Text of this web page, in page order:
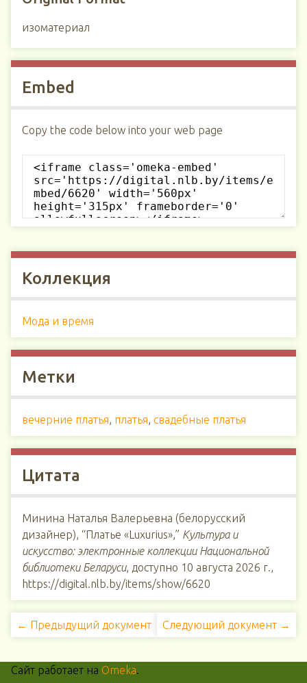
изоматериал
Embed
Copy the code below into your web page
Коллекция
Мода и время
Метки
вечерние платья, платья, свадебные платья
Цитата
Минина Наталья Валерьевна (белорусский
дизайнер), “Платье «Luxurius»,” Культура и
искусство: электронные коллекции Национальной
библиотеки Беларуси, доступно 10 августа 2026 г.,
https://digital.nlb.by/items/show/6620
← Предыдущий документ Следующий документ →
Сайт работает на Omeka.